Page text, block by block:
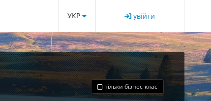
УКР увійти
тільки бізнес-клас